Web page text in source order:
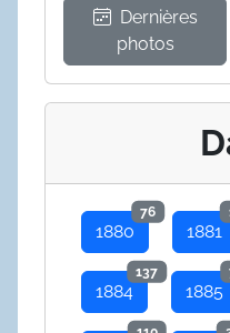
Dernières
photos
1880
76
1881
1884
137
1885